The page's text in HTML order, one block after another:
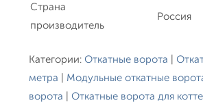
Страна
производитель
Россия
Категории: Откатные ворота
метра
Модульные откатные
ворота
Откатные ворота для